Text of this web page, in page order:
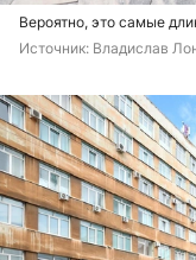
Вероятно, это самые
Источник: Владислав